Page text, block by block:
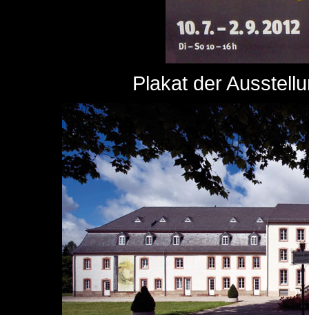
Plakat der